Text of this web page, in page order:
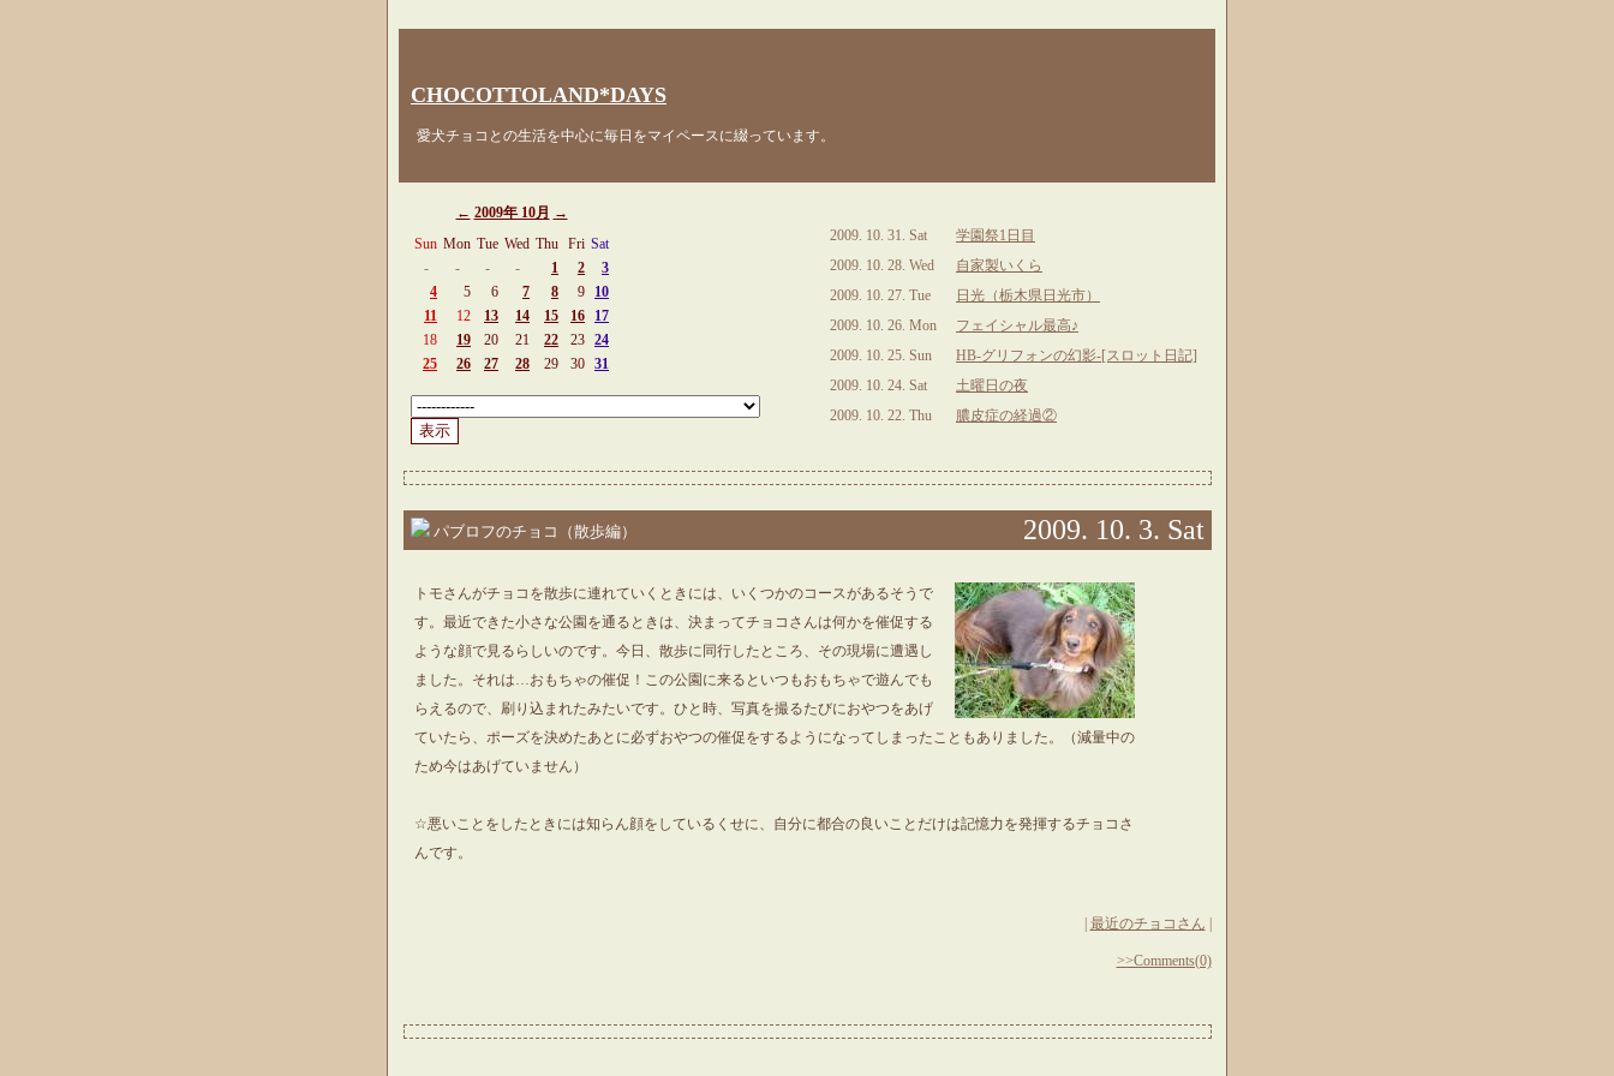
CHOCOTTOLAND*DAYS
愛犬チョコとの生活を中心に毎日をマイペースに綴っています。
← 2009年 10月 →
Sun Mon Tue Wed Thu Fri Sat
-
- - - 1 2
3
4
5 6 7 8 9
10
11
12 13 14 15 16
17
18
19 20 21 22 23 24
25
26 27 28 29 30 31
2009. 10. 31. Sat
学園祭1日目
2009. 10. 28. Wed
自家製いくら
2009. 10. 27. Tue
日光（栃木県日光市）
2009. 10. 26. Mon
フェイシャル最高♪
2009. 10. 25. Sun
HB-グリフォンの幻影-[スロット日記]
2009. 10. 24. Sat
土曜日の夜
2009. 10. 22. Thu
膿皮症の経過②
パブロフのチョコ（散歩編） 2009. 10. 3. Sat
トモさんがチョコを散歩に連れていくときには、いくつかのコースがあるそうで
す。最近できた小さな公園を通るときは、決まってチョコさんは何かを催促する
ような顔で見るらしいのです。今日、散歩に同行したところ、その現場に遭遇し
ました。それは…おもちゃの催促！この公園に来るといつもおもちゃで遊んでも
らえるので、刷り込まれたみたいです。ひと時、写真を撮るたびにおやつをあげ
ていたら、ポーズを決めたあとに必ずおやつの催促をするようになってしまったこともありました。（減量中の
ため今はあげていません）
☆悪いことをしたときには知らん顔をしているくせに、自分に都合の良いことだけは記憶力を発揮するチョコさ
んです。
最近のチョコさん
>>Comments(0)